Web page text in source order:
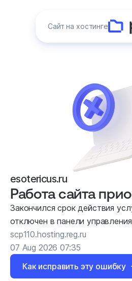
Сайт на хостинге
esotericus.ru
Работа сайта
Закончился срок действия
отключен в панели управления
scp110.hosting.reg.ru
07 Aug 2026 07:35
Как исправить эту ошибку